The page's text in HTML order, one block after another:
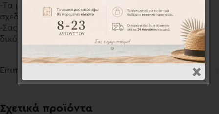
-Τα μπουκάλια σχεδιάζονται αποκλειστικά από το
σχεδιαστικό τμήμα του AMMA design για εσάς!
-Σας παρέχουμε την δυνατότητα να εκτυπώσουμε το
δικό σας σχέδιο κατόπιν συνεννόησης.
Επιπλέον πληροφορίες
Σχετικά προϊόντα